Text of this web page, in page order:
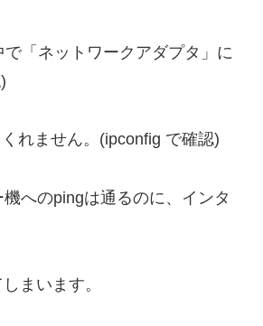
「ネットワークアダプタ」に
れません。(ipconfig で確認)
へのpingは通るのに、インタ
まいます。